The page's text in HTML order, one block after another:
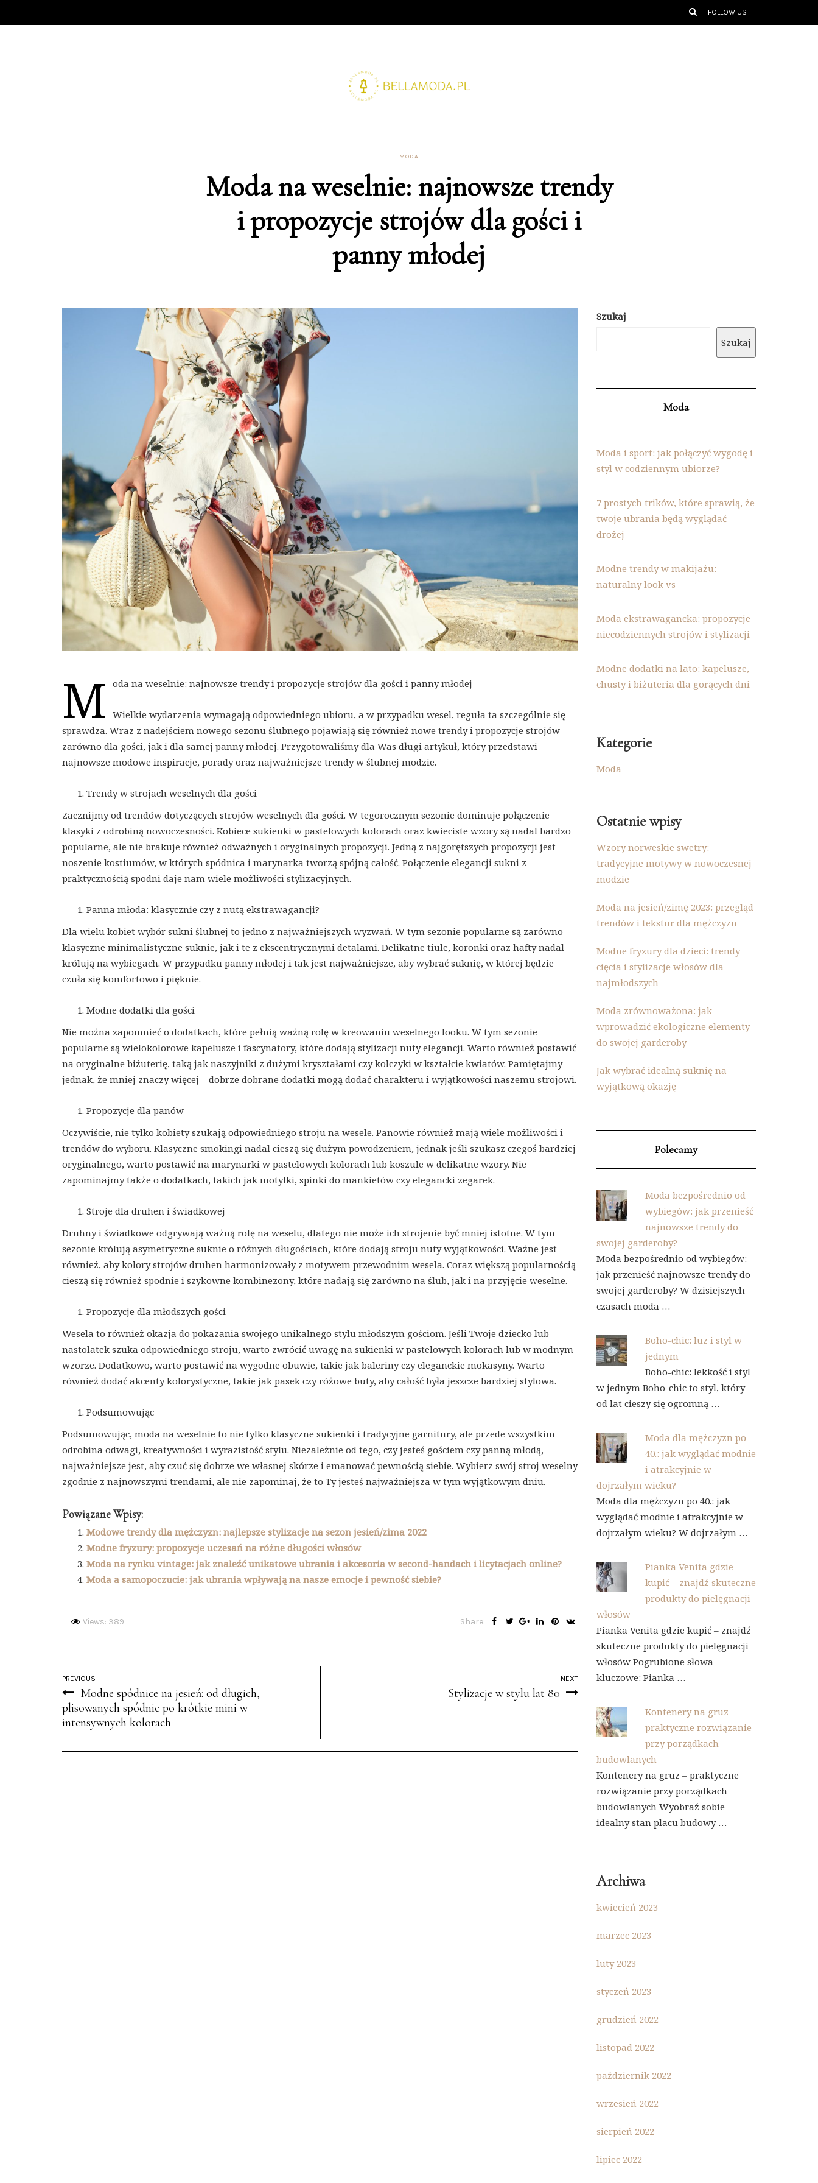
FOLLOW US
MODA
Moda na weselnie: najnowsze trendy
i propozycje strojów dla gości i
panny młodej
M oda na weselnie: najnowsze trendy i propozycje strojów dla gości i panny młodej
Wielkie wydarzenia wymagają odpowiedniego ubioru, a w przypadku wesel, reguła ta szczególnie się
sprawdza. Wraz z nadejściem nowego sezonu ślubnego pojawiają się również nowe trendy i propozycje strojów
zarówno dla gości, jak i dla samej panny młodej. Przygotowaliśmy dla Was długi artykuł, który przedstawi
najnowsze modowe inspiracje, porady oraz najważniejsze trendy w ślubnej modzie.
Trendy w strojach weselnych dla gości
Zacznijmy od trendów dotyczących strojów weselnych dla gości. W tegorocznym sezonie dominuje połączenie
klasyki z odrobiną nowoczesności. Kobiece sukienki w pastelowych kolorach oraz kwieciste wzory są nadal bardzo
popularne, ale nie brakuje również odważnych i oryginalnych propozycji. Jedną z najgorętszych propozycji jest
noszenie kostiumów, w których spódnica i marynarka tworzą spójną całość. Połączenie elegancji sukni z
praktycznością spodni daje nam wiele możliwości stylizacyjnych.
Panna młoda: klasycznie czy z nutą ekstrawagancji?
Dla wielu kobiet wybór sukni ślubnej to jedno z najważniejszych wyzwań. W tym sezonie popularne są zarówno
klasyczne minimalistyczne suknie, jak i te z ekscentrycznymi detalami. Delikatne tiule, koronki oraz hafty nadal
królują na wybiegach. W przypadku panny młodej i tak jest najważniejsze, aby wybrać suknię, w której będzie
czuła się komfortowo i pięknie.
Modne dodatki dla gości
Nie można zapomnieć o dodatkach, które pełnią ważną rolę w kreowaniu weselnego looku. W tym sezonie
popularne są wielokolorowe kapelusze i fascynatory, które dodają stylizacji nuty elegancji. Warto również postawić
na oryginalne biżuterię, taką jak naszyjniki z dużymi kryształami czy kolczyki w kształcie kwiatów. Pamiętajmy
jednak, że mniej znaczy więcej – dobrze dobrane dodatki mogą dodać charakteru i wyjątkowości naszemu strojowi.
Propozycje dla panów
Oczywiście, nie tylko kobiety szukają odpowiedniego stroju na wesele. Panowie również mają wiele możliwości i
trendów do wyboru. Klasyczne smokingi nadal cieszą się dużym powodzeniem, jednak jeśli szukasz czegoś bardziej
oryginalnego, warto postawić na marynarki w pastelowych kolorach lub koszule w delikatne wzory. Nie
zapominajmy także o dodatkach, takich jak motylki, spinki do mankietów czy elegancki zegarek.
Stroje dla druhen i świadkowej
Druhny i świadkowe odgrywają ważną rolę na weselu, dlatego nie może ich strojenie być mniej istotne. W tym
sezonie królują asymetryczne suknie o różnych długościach, które dodają stroju nuty wyjątkowości. Ważne jest
również, aby kolory strojów druhen harmonizowały z motywem przewodnim wesela. Coraz większą popularnością
cieszą się również spodnie i szykowne kombinezony, które nadają się zarówno na ślub, jak i na przyjęcie weselne.
Propozycje dla młodszych gości
Wesela to również okazja do pokazania swojego unikalnego stylu młodszym gościom. Jeśli Twoje dziecko lub
nastolatek szuka odpowiedniego stroju, warto zwrócić uwagę na sukienki w pastelowych kolorach lub w modnym
wzorze. Dodatkowo, warto postawić na wygodne obuwie, takie jak baleriny czy eleganckie mokasyny. Warto
również dodać akcenty kolorystyczne, takie jak pasek czy różowe buty, aby całość była jeszcze bardziej stylowa.
Podsumowując
Podsumowując, moda na weselnie to nie tylko klasyczne sukienki i tradycyjne garnitury, ale przede wszystkim
odrobina odwagi, kreatywności i wyrazistość stylu. Niezależnie od tego, czy jesteś gościem czy panną młodą,
najważniejsze jest, aby czuć się dobrze we własnej skórze i emanować pewnością siebie. Wybierz swój stroj weselny
zgodnie z najnowszymi trendami, ale nie zapominaj, że to Ty jesteś najważniejsza w tym wyjątkowym dniu.
Powiązane Wpisy:
Modowe trendy dla mężczyzn: najlepsze stylizacje na sezon jesień/zima 2022
Modne fryzury: propozycje uczesań na różne długości włosów
Moda na rynku vintage: jak znaleźć unikatowe ubrania i akcesoria w second-handach i licytacjach online?
Moda a samopoczucie: jak ubrania wpływają na nasze emocje i pewność siebie?
Views: 389 Share:
PREVIOUS
Modne spódnice na jesień: od długich,
plisowanych spódnic po krótkie mini w
intensywnych kolorach
NEXT
Stylizacje w stylu lat 80
Szukaj
Szukaj
Moda
Moda i sport: jak połączyć wygodę i
styl w codziennym ubiorze?
7 prostych trików, które sprawią, że
twoje ubrania będą wyglądać
drożej
Modne trendy w makijażu:
naturalny look vs
Moda ekstrawagancka: propozycje
niecodziennych strojów i stylizacji
Modne dodatki na lato: kapelusze,
chusty i biżuteria dla gorących dni
Kategorie
Moda
Ostatnie wpisy
Wzory norweskie swetry:
tradycyjne motywy w nowoczesnej
modzie
Moda na jesień/zimę 2023: przegląd
trendów i tekstur dla mężczyzn
Modne fryzury dla dzieci: trendy
cięcia i stylizacje włosów dla
najmłodszych
Moda zrównoważona: jak
wprowadzić ekologiczne elementy
do swojej garderoby
Jak wybrać idealną suknię na
wyjątkową okazję
Polecamy
Moda bezpośrednio od
wybiegów: jak przenieść
najnowsze trendy do
swojej garderoby?
Moda bezpośrednio od wybiegów:
jak przenieść najnowsze trendy do
swojej garderoby? W dzisiejszych
czasach moda …
Boho-chic: luz i styl w
jednym
Boho-chic: lekkość i styl
w jednym Boho-chic to styl, który
od lat cieszy się ogromną …
Moda dla mężczyzn po
40.: jak wyglądać modnie
i atrakcyjnie w
dojrzałym wieku?
Moda dla mężczyzn po 40.: jak
wyglądać modnie i atrakcyjnie w
dojrzałym wieku? W dojrzałym …
Pianka Venita gdzie
kupić – znajdź skuteczne
produkty do pielęgnacji
włosów
Pianka Venita gdzie kupić – znajdź
skuteczne produkty do pielęgnacji
włosów Pogrubione słowa
kluczowe: Pianka …
Kontenery na gruz –
praktyczne rozwiązanie
przy porządkach
budowlanych
Kontenery na gruz – praktyczne
rozwiązanie przy porządkach
budowlanych Wyobraź sobie
idealny stan placu budowy …
Archiwa
kwiecień 2023
marzec 2023
luty 2023
styczeń 2023
grudzień 2022
listopad 2022
październik 2022
wrzesień 2022
sierpień 2022
lipiec 2022